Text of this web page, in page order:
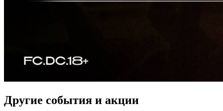
Другие события и акции